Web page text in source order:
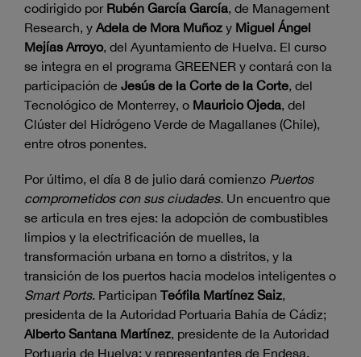
codirigido por Rubén García García, de Management
Research, y Adela de Mora Muñoz y Miguel Ángel
Mejías Arroyo, del Ayuntamiento de Huelva. El curso
se integra en el programa GREENER y contará con la
participación de Jesús de la Corte de la Corte, del
Tecnológico de Monterrey, o Mauricio Ojeda, del
Clúster del Hidrógeno Verde de Magallanes (Chile),
entre otros ponentes.
Por último, el día 8 de julio dará comienzo Puertos
comprometidos con sus ciudades. Un encuentro que
se articula en tres ejes: la adopción de combustibles
limpios y la electrificación de muelles, la
transformación urbana en torno a distritos, y la
transición de los puertos hacia modelos inteligentes o
Smart Ports. Participan Teófila Martínez Saiz,
presidenta de la Autoridad Portuaria Bahía de Cádiz;
Alberto Santana Martínez, presidente de la Autoridad
Portuaria de Huelva; y representantes de Endesa,